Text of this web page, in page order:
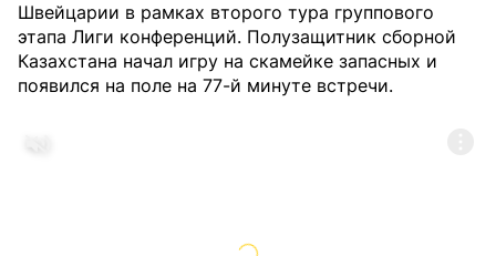
Швейцарии в рамках второго тура группового
этапа Лиги конференций. Полузащитник сборной
Казахстана начал игру на скамейке запасных и
появился на поле на 77-й минуте встречи.